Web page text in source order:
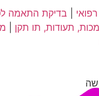
בדיקת התאמה
תעודות, תו תקן